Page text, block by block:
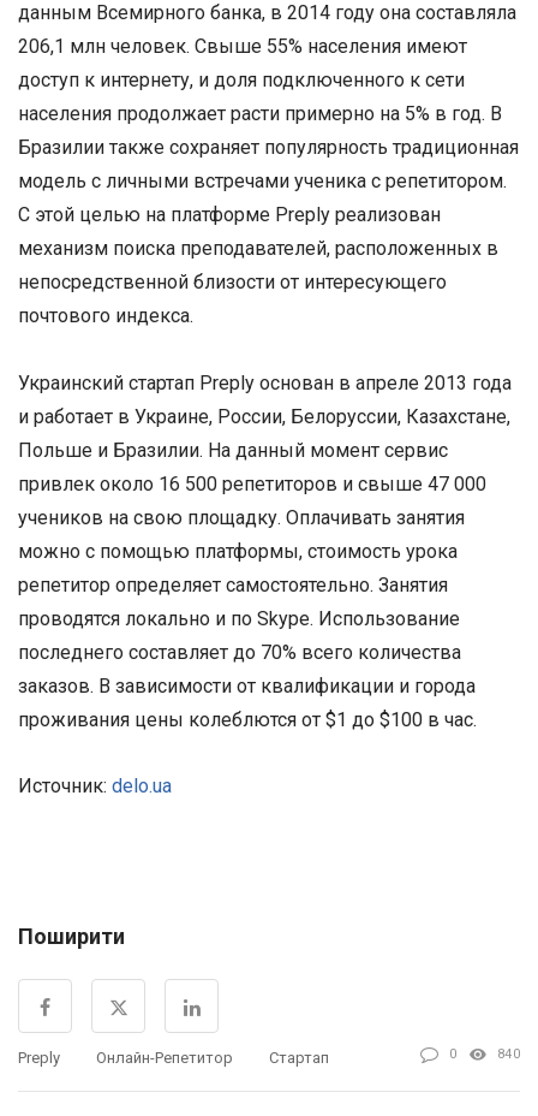
данным Всемирного банка, в 2014 году она составляла
206,1 млн человек. Свыше 55% населения имеют
доступ к интернету, и доля подключенного к сети
населения продолжает расти примерно на 5% в год. В
Бразилии также сохраняет популярность традиционная
модель с личными встречами ученика с репетитором.
С этой целью на платформе Preply реализован
механизм поиска преподавателей, расположенных в
непосредственной близости от интересующего
почтового индекса.
Украинский стартап Preply основан в апреле 2013 года
и работает в Украине, России, Белоруссии, Казахстане,
Польше и Бразилии. На данный момент сервис
привлек около 16 500 репетиторов и свыше 47 000
учеников на свою площадку. Оплачивать занятия
можно с помощью платформы, стоимость урока
репетитор определяет самостоятельно. Занятия
проводятся локально и по Skype. Использование
последнего составляет до 70% всего количества
заказов. В зависимости от квалификации и города
проживания цены колеблются от $1 до $100 в час.
Источник: delo.ua
Поширити
Preply Онлайн-Репетитор Стартап 0 840